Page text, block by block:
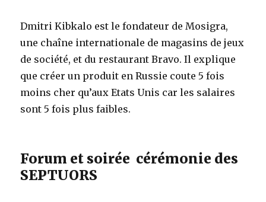
Dmitri Kibkalo est le fondateur de Mosigra,
une chaîne internationale de magasins de jeux
de société, et du restaurant Bravo. Il explique
que créer un produit en Russie coute 5 fois
moins cher qu’aux Etats Unis car les salaires
sont 5 fois plus faibles.
Forum et soirée cérémonie des
SEPTUORS